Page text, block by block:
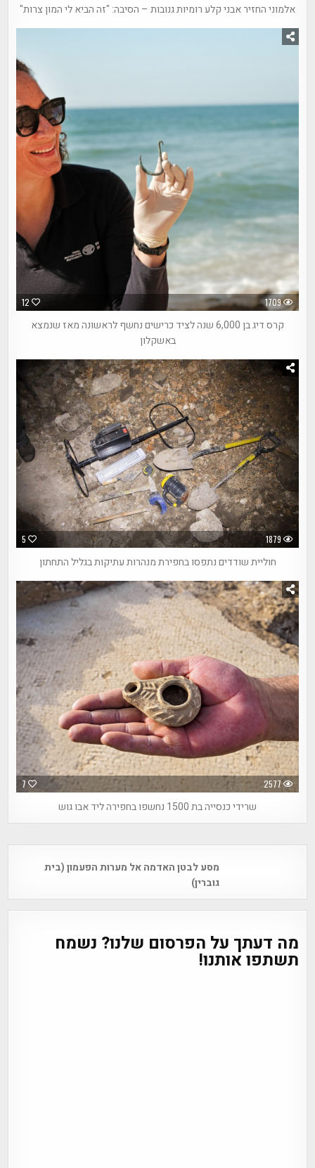
אלמוני החזיר אבני קלע רומיות גנובות – הסיבה: "זה הביא לי המון צרות"
12 1709
קרס דיג בן 6,000 שנה לציד כרישים נחשף לראשונה מאז שנמצא
באשקלון
5 1879
חוליית שודדים נתפסו בחפירת מנהרות עתיקות בגליל התחתון
7 2577
שרידי כנסייה בת 1500 נחשפו בחפירה ליד אבו גוש
navigationמסע לבטן האדמה אל מערות הפעמון (בית
גוברין)
מה דעתך על הפרסום שלנו? נשמח
תשתפו אותנו!